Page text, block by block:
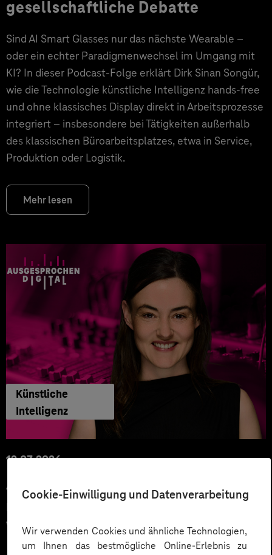
Cookie-Einwilligung und Datenverarbeitung
Wir verwenden Cookies und ähnliche Technologien,
um Ihnen das bestmögliche Online-Erlebnis zu
gesellschaftliche Debatte
Sind AI Smart Glasses nur das nächste Wearable –
oder ein echter Paradigmenwechsel im Umgang mit
KI? In dieser Podcast-Folge erklärt Dirk Sinan Songür,
wie die Technologie künstliche Intelligenz hands-free
und ohne klassisches Display direkt in Arbeitsprozesse
integriert – insbesondere bei Tätigkeiten außerhalb
des klassischen Büroarbeitsplatzes, etwa in Service,
Produktion oder Logistik.
Mehr lesen
Künstliche
Intelligenz
12.03.2026
Automatisiert gedacht,
menschlich gewünscht: Die
Wahrheit über KI im Kundendialog